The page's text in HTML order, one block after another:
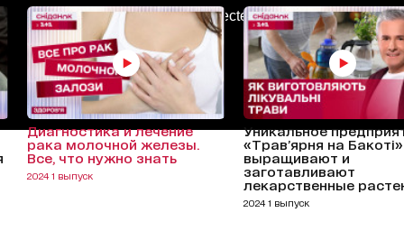
AdBlockDetected!
Диагностика и лечение
рака молочной железы.
Все, что нужно знать
2024 1 выпуск
Уникальное
«Трав’ярня на
выращивают и
заготавливают
лекарственные
2024 1 выпуск